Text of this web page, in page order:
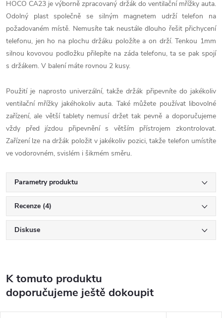
HOCO CA23 je výborně zpracovaný držák do ventilační mřížky auta.
Odolný plast společně se silným magnetem udrží telefon na
požadovaném místě. Nemusíte tak neustále dlouho řešit přichycení
telefonu, jen ho na plochu držáku položíte a on drží. Tenkou 1mm
silnou kovovou podložku přilepíte na záda telefonu, ta se pak spojí
s držákem. V balení máte rovnou 2 kusy.
Použití je naprosto univerzální, takže držák připevníte do jakékoliv
ventilační mřížky jakéhokoliv auta. Také můžete používat libovolné
zařízení, ale větší tablety nemusí držet tak pevně a doporučujeme
vždy před jízdou připevnění s větším přístrojem zkontrolovat.
Zařízení lze na držák položit v jakékoliv pozici, takže telefon umístíte
ve vodorovném, svislém i šikmém směru.
Parametry produktu
Recenze (4)
Diskuse
K tomuto produktu
doporučujeme ještě dokoupit